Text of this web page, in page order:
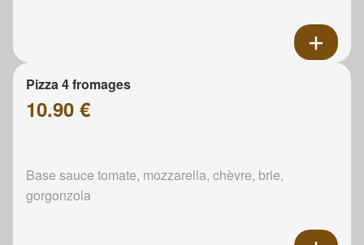
Pizza 4 fromages
10.90 €
Base sauce tomate, mozzarella, chèvre, brie,
gorgonzola